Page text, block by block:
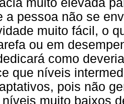
a pessoa não se
muito fácil, o
ou em
como
que níveis
pois não
muito baixos